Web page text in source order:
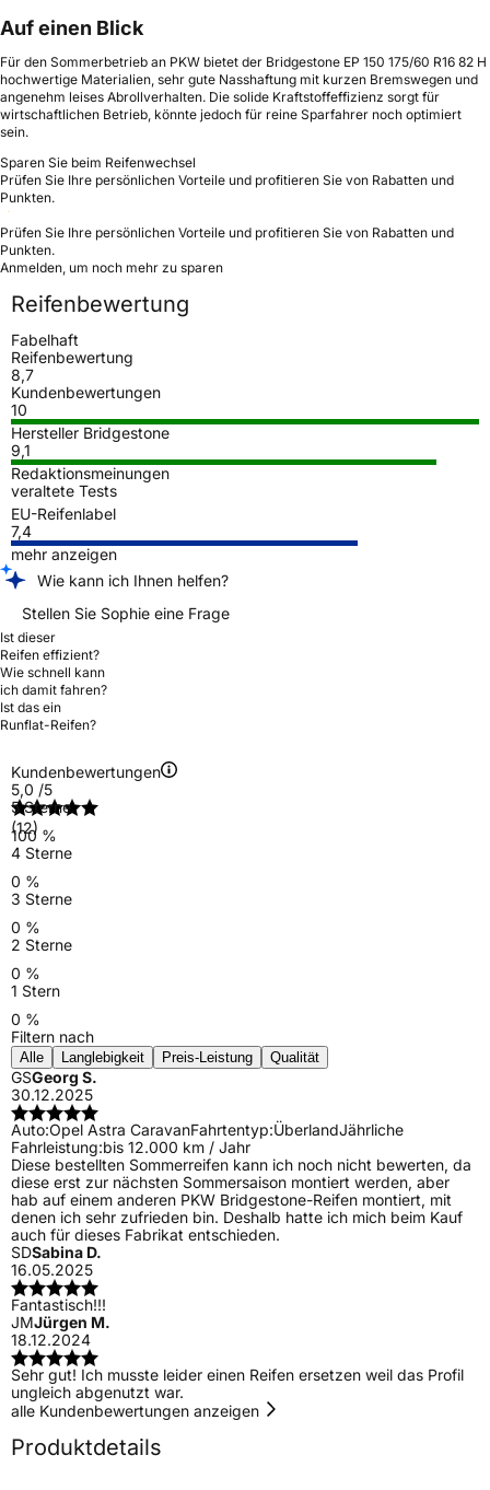
Auf einen Blick
Für den Sommerbetrieb an PKW bietet der Bridgestone EP 150 175/60 R16 82 H
hochwertige Materialien, sehr gute Nasshaftung mit kurzen Bremswegen und
angenehm leises Abrollverhalten. Die solide Kraftstoffeffizienz sorgt für
wirtschaftlichen Betrieb, könnte jedoch für reine Sparfahrer noch optimiert
sein.
Sparen Sie beim Reifenwechsel
Prüfen Sie Ihre persönlichen Vorteile und profitieren Sie von Rabatten und
Punkten.
Prüfen Sie Ihre persönlichen Vorteile und profitieren Sie von Rabatten und
Punkten.
Anmelden, um noch mehr zu sparen
Reifenbewertung
Fabelhaft
Reifenbewertung
8,7
Kundenbewertungen
10
Hersteller Bridgestone
9,1
Redaktionsmeinungen
veraltete Tests
EU-Reifenlabel
7,4
mehr anzeigen
Wie kann ich Ihnen helfen?
Stellen Sie Sophie eine Frage
Ist dieser
Reifen effizient?
Wie schnell kann
ich damit fahren?
Ist das ein
Runflat-Reifen?
Kundenbewertungen
5,0 /5
(12)
5 Sterne
100 %
4 Sterne
0 %
3 Sterne
0 %
2 Sterne
0 %
1 Stern
0 %
Filtern nach
Alle Langlebigkeit Preis-Leistung Qualität
GSGeorg S.
30.12.2025
Auto:Opel Astra CaravanFahrtentyp:ÜberlandJährliche
Fahrleistung:bis 12.000 km / Jahr
Diese bestellten Sommerreifen kann ich noch nicht bewerten, da
diese erst zur nächsten Sommersaison montiert werden, aber
hab auf einem anderen PKW Bridgestone-Reifen montiert, mit
denen ich sehr zufrieden bin. Deshalb hatte ich mich beim Kauf
auch für dieses Fabrikat entschieden.
SDSabina D.
16.05.2025
Fantastisch!!!
JMJürgen M.
18.12.2024
Sehr gut! Ich musste leider einen Reifen ersetzen weil das Profil
ungleich abgenutzt war.
alle Kundenbewertungen anzeigen
Produktdetails